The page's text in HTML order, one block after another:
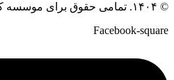
© ۱۴۰۴. تمامی حقوق برای موسسه کتاب محفوظ است.
Facebook-square